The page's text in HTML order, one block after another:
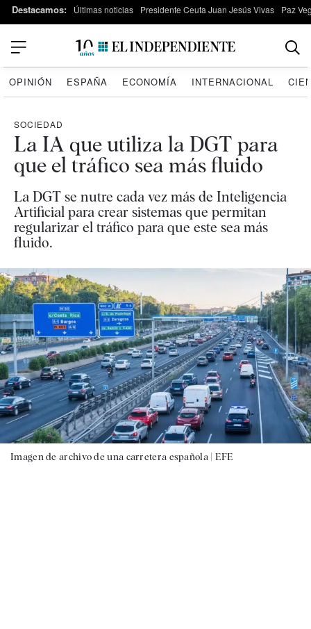
Destacamos: Últimas noticias Presidente Ceuta Juan Jesús Vivas Paz
OPINIÓN ESPAÑA ECONOMÍA INTERNACIONAL
SOCIEDAD
La IA que utiliza la DGT para
que el tráfico sea más fluido
La DGT se nutre cada vez más de Inteligencia
Artificial para crear sistemas que permitan
regularizar el tráfico para que este sea más
fluido.
Imagen de archivo de una carretera española | EFE